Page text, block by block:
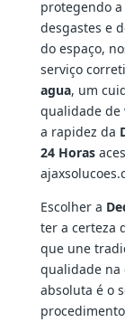
protegendo
desgastes e
do espaço,
serviço
agua, um
qualidade de
a rapidez da
24 Horas
Escolher a
ter a certeza
que une
qualidade na
absoluta é o